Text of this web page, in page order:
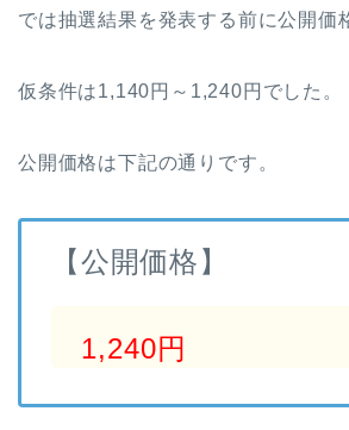
では抽選結果を発表する前に公開価
仮条件は1,140円～1,240円でした。
公開価格は下記の通りです。
【公開価格】
1,240円